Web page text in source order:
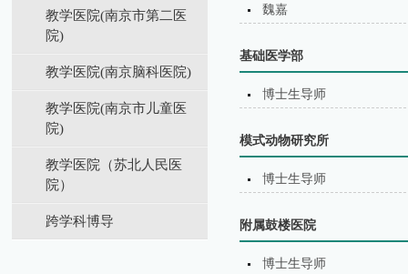
教学医院(南京市第二医
院)
教学医院(南京脑科医院)
教学医院(南京市儿童医
院)
教学医院（苏北⼈⺠医
院）
跨学科博导
魏嘉
基础医学部
博士生导师
模式动物研究所
博士生导师
附属鼓楼医院
博士生导师